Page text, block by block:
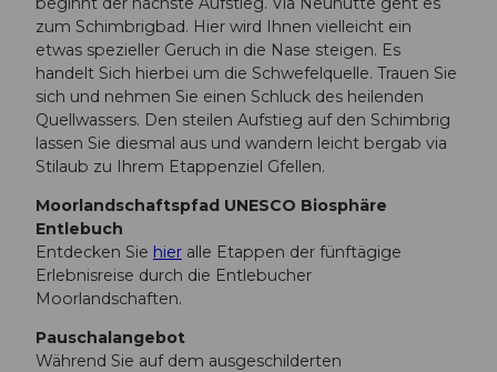
zum Schimbrigbad. Hier wird Ihnen vielleicht ein
etwas spezieller Geruch in die Nase steigen. Es
handelt Sich hierbei um die Schwefelquelle. Trauen Sie
sich und nehmen Sie einen Schluck des heilenden
Quellwassers. Den steilen Aufstieg auf den Schimbrig
lassen Sie diesmal aus und wandern leicht bergab via
Stilaub zu Ihrem Etappenziel Gfellen.
Moorlandschaftspfad UNESCO Biosphäre
Entlebuch
Entdecken Sie hier alle Etappen der fünftägige
Erlebnisreise durch die Entlebucher
Moorlandschaften.
Pauschalangebot
Während Sie auf dem ausgeschilderten